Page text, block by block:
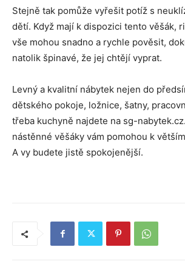
Stejně tak pomůže vyřešit potíž s
dětí. Když mají k dispozici tento věšák,
vše mohou snadno a rychle pověsit,
natolik špinavé, že jej chtějí vyprat.
Levný a kvalitní nábytek nejen do
dětského pokoje, ložnice, šatny,
třeba kuchyně najdete na sg-
nástěnné věšáky vám pomohou k
A vy budete jistě spokojenější.